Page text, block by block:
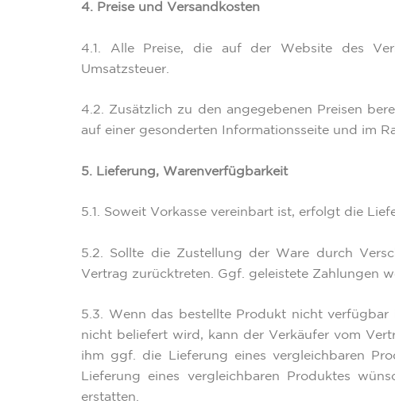
4. Preise und Versandkosten
4.1. Alle Preise, die auf der Website des
Umsatzsteuer.
4.2. Zusätzlich zu den angegebenen Preisen
auf einer gesonderten Informationsseite und im
5. Lieferung, Warenverfügbarkeit
5.1. Soweit Vorkasse vereinbart ist, erfolgt die
5.2. Sollte die Zustellung der Ware durch
Vertrag zurücktreten. Ggf. geleistete Zahlungen
5.3. Wenn das bestellte Produkt nicht
nicht beliefert wird, kann der Verkäufer vom
ihm ggf. die Lieferung eines vergleichbaren
Lieferung eines vergleichbaren Produktes
erstatten.